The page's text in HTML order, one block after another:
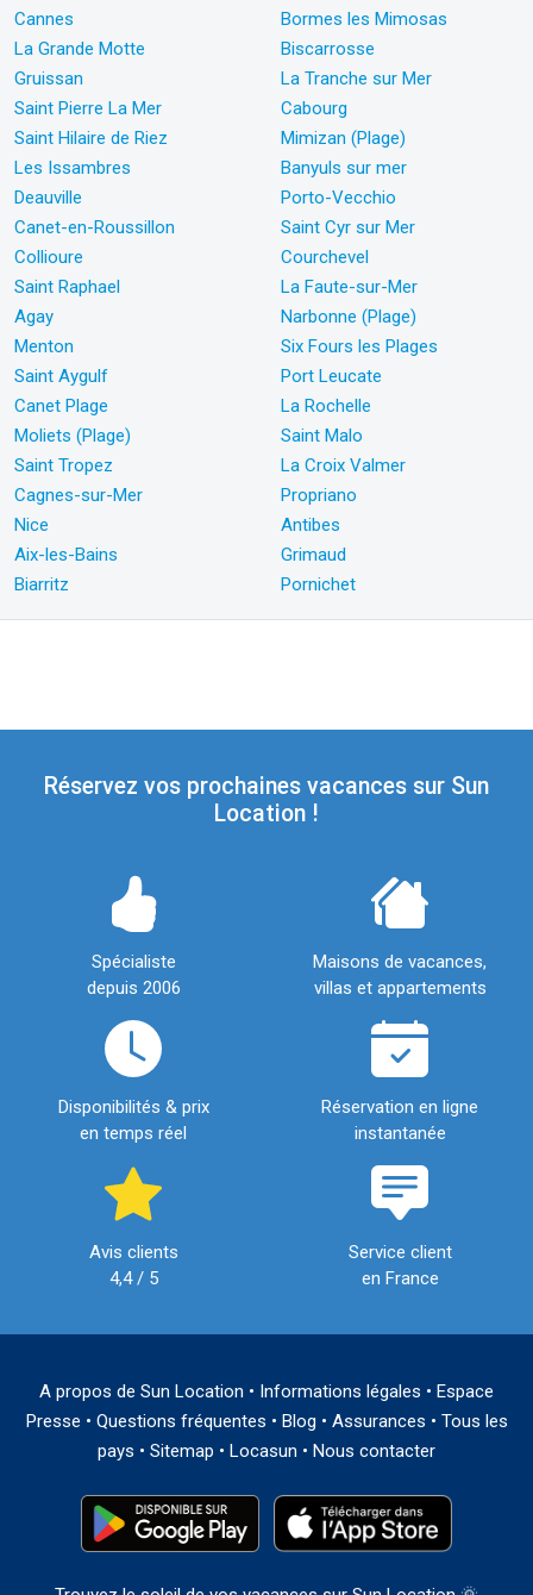
Cannes
Bormes les Mimosas
La Grande Motte
Biscarrosse
Gruissan
La Tranche sur Mer
Saint Pierre La Mer
Cabourg
Saint Hilaire de Riez
Mimizan (Plage)
Les Issambres
Banyuls sur mer
Deauville
Porto-Vecchio
Canet-en-Roussillon
Saint Cyr sur Mer
Collioure
Courchevel
Saint Raphael
La Faute-sur-Mer
Agay
Narbonne (Plage)
Menton
Six Fours les Plages
Saint Aygulf
Port Leucate
Canet Plage
La Rochelle
Moliets (Plage)
Saint Malo
Saint Tropez
La Croix Valmer
Cagnes-sur-Mer
Propriano
Nice
Antibes
Aix-les-Bains
Grimaud
Biarritz
Pornichet
Réservez vos prochaines vacances sur Sun
Location !
Spécialiste
depuis 2006
Maisons de vacances,
villas et appartements
Disponibilités & prix
en temps réel
Réservation en ligne
instantanée
Avis clients
4,4 / 5
Service client
en France
A propos de Sun Location • Informations légales • Espace
Presse • Questions fréquentes • Blog • Assurances • Tous les
pays • Sitemap • Locasun • Nous contacter